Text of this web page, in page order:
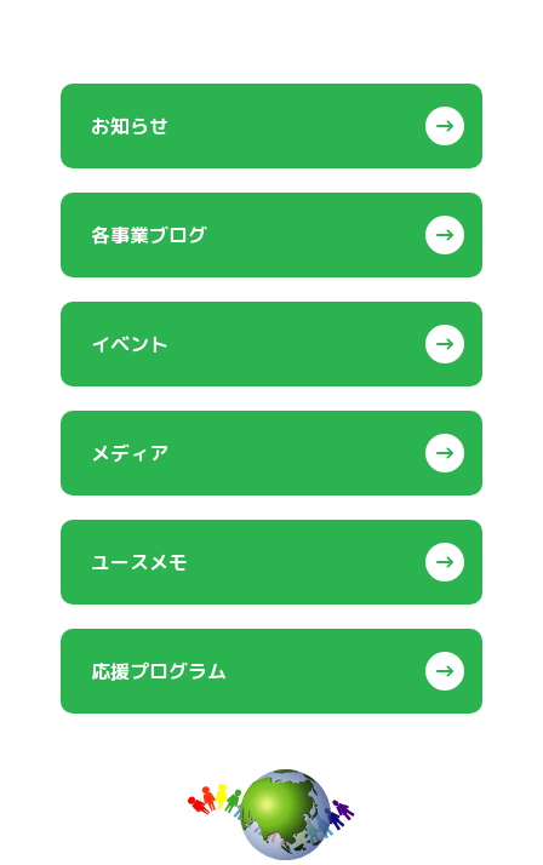
お知らせ
各事業ブログ
イベント
メディア
ユースメモ
応援プログラム